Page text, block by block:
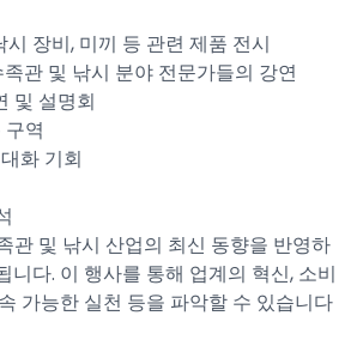
시 장비, 미끼 등 관련 제품 전시
관 및 낚시 분야 전문가들의 강연
및 설명회
구역
화 기회
및 낚시 산업의 최신 동향을 반영하
니다. 이 행사를 통해 업계의 혁신, 소비
가능한 실천 등을 파악할 수 있습니다